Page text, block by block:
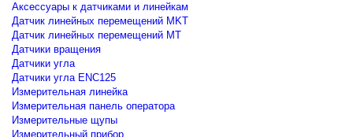
Аксессуары к датчиками и линейкам
Датчик линейных перемещений MKT
Датчик линейных перемещений MT
Датчики вращения
Датчики угла
Датчики угла ENC125
Измерительная линейка
Измерительная панель оператора
Измерительные щупы
Измерительный прибор